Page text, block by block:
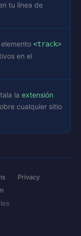
tu línea de
<track>
en el
la extensión
cualquier sitio
Privacy